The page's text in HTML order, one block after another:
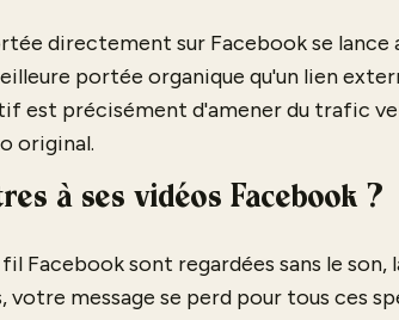
directement sur Facebook se lance
portée organique qu'un lien
est précisément d'amener du trafic
original.
à ses vidéos Facebook ?
Facebook sont regardées sans le
message se perd pour tous ces